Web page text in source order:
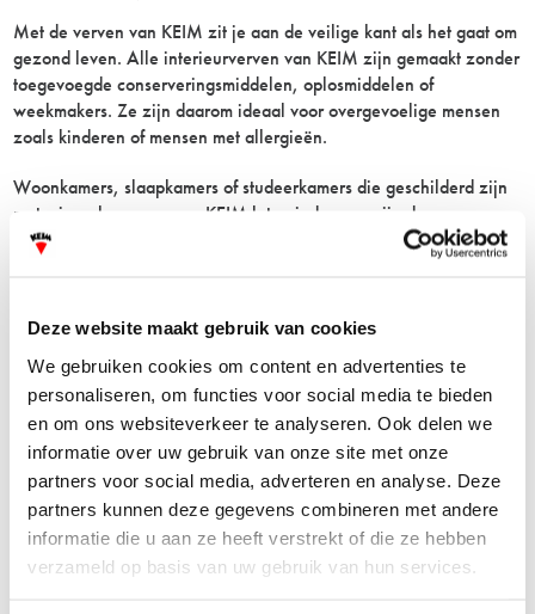
Deze website maakt gebruik van cookies
We gebruiken cookies om content en advertenties te
personaliseren, om functies voor social media te bieden
en om ons websiteverkeer te analyseren. Ook delen we
informatie over uw gebruik van onze site met onze
partners voor social media, adverteren en analyse. Deze
partners kunnen deze gegevens combineren met andere
informatie die u aan ze heeft verstrekt of die ze hebben
verzameld op basis van uw gebruik van hun services.
Met de verven van KEIM zit je aan de veilige kant als het gaat om
gezond leven. Alle interieurverven van KEIM zijn gemaakt zonder
toegevoegde conserveringsmiddelen, oplosmiddelen of
weekmakers. Ze zijn daarom ideaal voor overgevoelige mensen
zoals kinderen of mensen met allergieën.
Woonkamers, slaapkamers of studeerkamers die geschilderd zijn
met minerale verven van KEIM laten iedereen vrij ademen en
geven een gevoel van veiligheid. De dampdoorlaatbaarheid van
de verven laat uw muren "ademen" en houdt ze droog. Dit is
voorkomen van schimmel.
Van een product idee naar een
circulaire economie
- CIRCULARITEIT ALS PRINCIPE